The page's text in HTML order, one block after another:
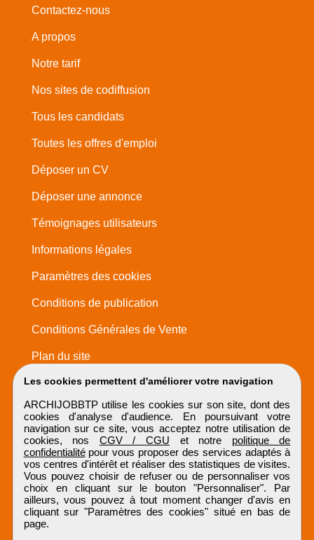
Les cookies permettent d'améliorer votre navigation
ARCHIJOBBTP utilise les cookies sur son site, dont des
cookies d'analyse d'audience. En poursuivant votre
navigation sur ce site, vous acceptez notre utilisation de
cookies, nos CGV / CGU et notre politique de
confidentialitépour vous proposer des services adaptés à
vos centres d'intérêt et réaliser des statistiques de visites.
Vous pouvez choisir de refuser ou de personnaliser vos
choix en cliquant sur le bouton "Personnaliser". Par
ailleurs, vous pouvez à tout moment changer d'avis en
cliquant sur "Paramètres des cookies" situé en bas de
page.
Contactez-nous
A propos
Notre tarif
Nos sites de codiffusion
Tous les candidats
Toutes les offres d'emploi
Déposer un CV
Déposer une annonce
Témoignages utilisateurs
Informations légales
Paramètres des cookies
Conditions de publication
Conditions Générales de Vente
Plan du site